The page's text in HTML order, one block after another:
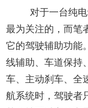
对于一台纯
最为关注的，而笔
它的驾驶辅助功能
线辅助、车道保持
车、主动刹车、全
航系统时，驾驶者